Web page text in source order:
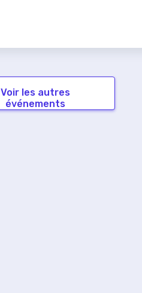
Voir les autres
événements